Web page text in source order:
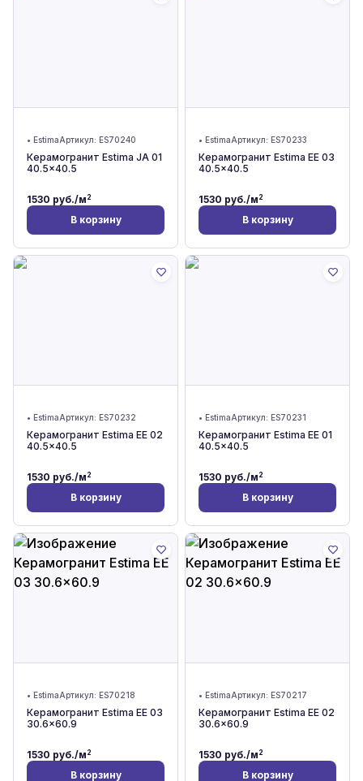
• EstimaАртикул: ES70240
Керамогранит Estima JA 01
40.5x40.5
1530 руб./м2
В корзину
• EstimaАртикул: ES70233
Керамогранит Estima EE 03
40.5x40.5
1530 руб./м2
В корзину
• EstimaАртикул: ES70232
Керамогранит Estima EE 02
40.5x40.5
1530 руб./м2
В корзину
• EstimaАртикул: ES70231
Керамогранит Estima EE 01
40.5x40.5
1530 руб./м2
В корзину
• EstimaАртикул: ES70218
Керамогранит Estima EE 03
30.6x60.9
1530 руб./м2
В корзину
• EstimaАртикул: ES70217
Керамогранит Estima EE 02
30.6x60.9
1530 руб./м2
В корзину